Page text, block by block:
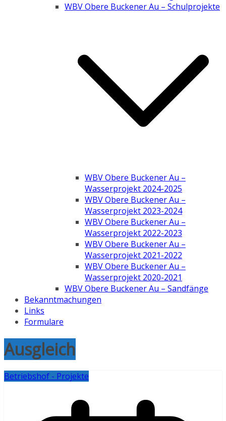
WBV Obere Buckener Au – Schulprojekte
WBV Obere Buckener Au –
Wasserprojekt 2024-2025
WBV Obere Buckener Au –
Wasserprojekt 2023-2024
WBV Obere Buckener Au –
Wasserprojekt 2022-2023
WBV Obere Buckener Au –
Wasserprojekt 2021-2022
WBV Obere Buckener Au –
Wasserprojekt 2020-2021
WBV Obere Buckener Au – Sandfänge
Bekanntmachungen
Links
Formulare
Ausgleich
Betriebshof - Projekte